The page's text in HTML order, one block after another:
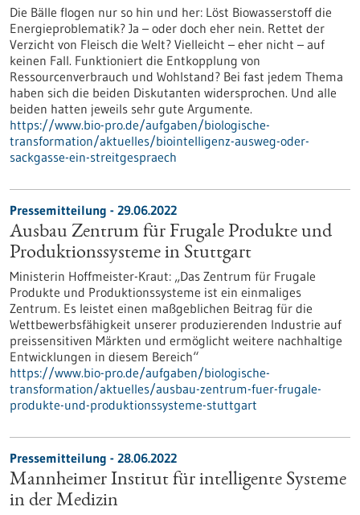
Die Bälle flogen nur so hin und her: Löst Biowasserstoff die
Energieproblematik? Ja – oder doch eher nein. Rettet der
Verzicht von Fleisch die Welt? Vielleicht – eher nicht – auf
keinen Fall. Funktioniert die Entkopplung von
Ressourcenverbrauch und Wohlstand? Bei fast jedem Thema
haben sich die beiden Diskutanten widersprochen. Und alle
beiden hatten jeweils sehr gute Argumente.
https://www.bio-pro.de/aufgaben/biologische-
transformation/aktuelles/biointelligenz-ausweg-oder-
sackgasse-ein-streitgespraech
Pressemitteilung - 29.06.2022
Ausbau Zentrum für Frugale Produkte und
Produktionssysteme in Stuttgart
Ministerin Hoffmeister-Kraut: „Das Zentrum für Frugale
Produkte und Produktionssysteme ist ein einmaliges
Zentrum. Es leistet einen maßgeblichen Beitrag für die
Wettbewerbsfähigkeit unserer produzierenden Industrie auf
preissensitiven Märkten und ermöglicht weitere nachhaltige
Entwicklungen in diesem Bereich“
https://www.bio-pro.de/aufgaben/biologische-
transformation/aktuelles/ausbau-zentrum-fuer-frugale-
produkte-und-produktionssysteme-stuttgart
Pressemitteilung - 28.06.2022
Mannheimer Institut für intelligente Systeme
in der Medizin